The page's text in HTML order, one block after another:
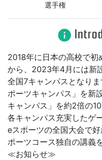
選手権
info
2018年に日本の高校で初
から、2023年4月には新
全国7キャンパスとなり
ポーツキャンパス」を新
キャンパス」を約2倍の
各キャンパス充実したゲ
eスポーツの全国大会で
ポーツコース独自の講義
≪お知らせ≫